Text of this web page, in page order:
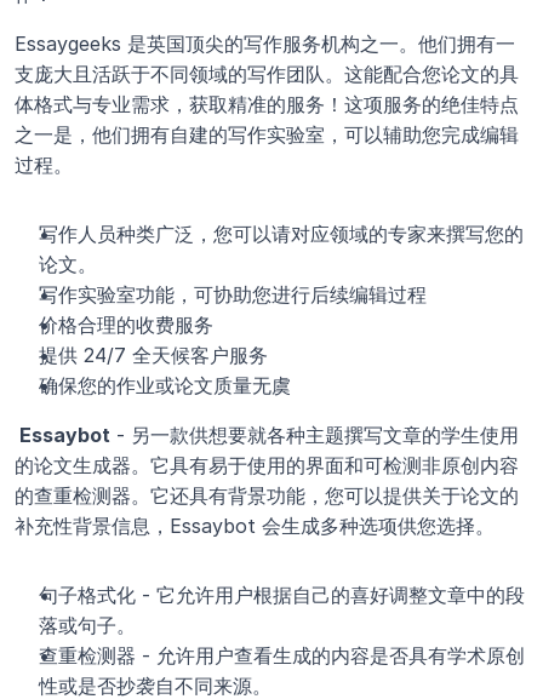
Essaygeeks 是英国顶尖的写作服务机构之一。他们拥有一
支庞大且活跃于不同领域的写作团队。这能配合您论文的具
体格式与专业需求，获取精准的服务！这项服务的绝佳特点
之一是，他们拥有自建的写作实验室，可以辅助您完成编辑
过程。
写作人员种类广泛，您可以请对应领域的专家来撰写您的
论文。
写作实验室功能，可协助您进行后续编辑过程
价格合理的收费服务
提供 24/7 全天候客户服务
确保您的作业或论文质量无虞
Essaybot - 另一款供想要就各种主题撰写文章的学生使用
的论文生成器。它具有易于使用的界面和可检测非原创内容
的查重检测器。它还具有背景功能，您可以提供关于论文的
补充性背景信息，Essaybot 会生成多种选项供您选择。
句子格式化 - 它允许用户根据自己的喜好调整文章中的段
落或句子。
查重检测器 - 允许用户查看生成的内容是否具有学术原创
性或是否抄袭自不同来源。